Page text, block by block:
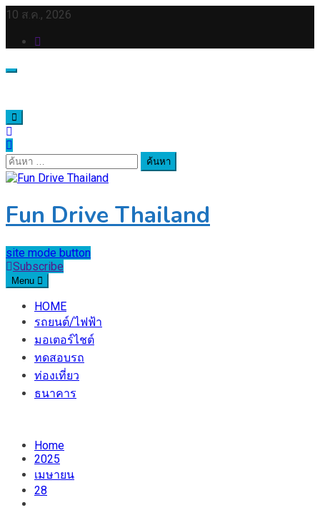
Skip
content
10 ส.ค., 2026
ค้นหา
สำหรับ:
Fun Drive Thailand
site mode button
Subscribe
Menu
HOME
รถยนต์/ไฟฟ้า
มอเตอร์ไชต์
ทดสอบรถ
ท่องเที่ยว
ธนาคาร
Home
2025
เมษายน
28